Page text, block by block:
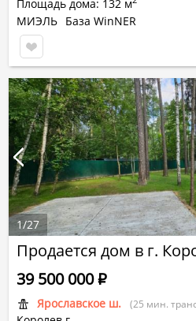
Площадь дома: 132 м
МИЭЛЬ База WinNER
Продается дом в г.
Ярославское ш. (25 мин.
39 500 000Р
1/27